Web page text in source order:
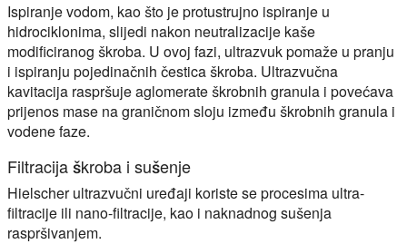
Ispiranje vodom, kao što je protustrujno ispiranje u
hidrociklonima, slijedi nakon neutralizacije kaše
modificiranog škroba. U ovoj fazi, ultrazvuk pomaže u pranju
i ispiranju pojedinačnih čestica škroba. Ultrazvučna
kavitacija raspršuje aglomerate škrobnih granula i povećava
prijenos mase na graničnom sloju između škrobnih granula i
vodene faze.
Filtracija škroba i sušenje
Hielscher ultrazvučni uređaji koriste se procesima ultra-
filtracije ili nano-filtracije, kao i naknadnog sušenja
raspršivanjem.